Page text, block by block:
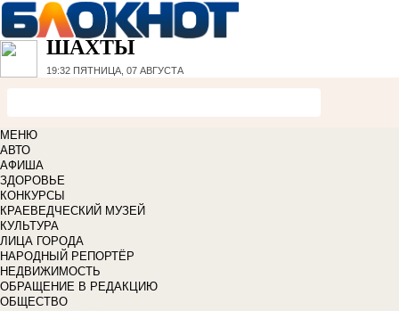
ШАХТЫ
19:32 ПЯТНИЦА, 07 АВГУСТА
МЕНЮ
АВТО
АФИША
ЗДОРОВЬЕ
КОНКУРСЫ
КРАЕВЕДЧЕСКИЙ МУЗЕЙ
КУЛЬТУРА
ЛИЦА ГОРОДА
НАРОДНЫЙ РЕПОРТЁР
НЕДВИЖИМОСТЬ
ОБРАЩЕНИЕ В РЕДАКЦИЮ
ОБЩЕСТВО